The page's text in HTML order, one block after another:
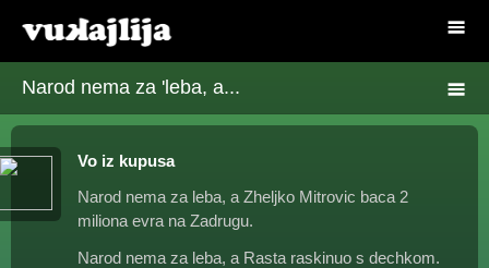
Narod nema za 'leba, a...
Vo iz kupusa
Narod nema za leba, a Zheljko Mitrovic baca 2
miliona evra na Zadrugu.
Narod nema za leba, a Rasta raskinuo s dechkom.